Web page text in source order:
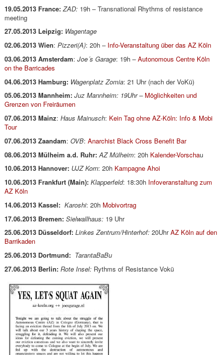
19.05.2013 France: ZAD: 19h – Transnational Rhythms of resistance
meeting
27.05.2013 Leipzig: Wagentage
02.06.2013 Wien: Pizzeri(A): 20h – Info-Veranstaltung über das AZ Köln
03.06.2013 Amsterdam: Joe´s Garage: 19h –Autonomous Centre Köln
on the Barricades
04.06.2013 Hamburg: Wagenplatz Zomia: 21 Uhr (nach der VoKü)
05.06.2013 Mannheim: Juz Mannheim: 19Uhr – Möglichkeiten und
Grenzen von Freiräumen
07.06.2013 Mainz: Haus Mainusch: Kein Tag ohne AZ-Köln: Info & Mobi
Tour
07.06.2013 Zaandam: OVB: Anarchist Black Cross Benefit Bar
08.06.2013 Mülheim a.d. Ruhr: AZ Mülheim: 20h Kalender-Vorschau
10.06.2013 Hannover: UJZ Korn: 20h Kampagne Ahoi
10.06.2013 Frankfurt (Main): Klapperfeld: 18:30h Infoveranstaltung zum
AZ Köln
14.06.2013 Kassel: Karoshi: 20h Mobivortrag
17.06.2013 Bremen: Sielwallhaus:19 Uhr
25.06.2013 Düsseldorf: Linkes Zentrum/Hinterhof: 20UhrAZ Köln auf den
Barrikaden
25.06.2013 Dortmund: TarantaBaBu
27.06.2013 Berlin: Rote Insel:Rythms of Resistance Vokü